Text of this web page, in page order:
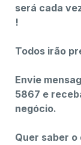
será cada
!
Todos irão
Envie
5867 e
negócio.
Quer saber o